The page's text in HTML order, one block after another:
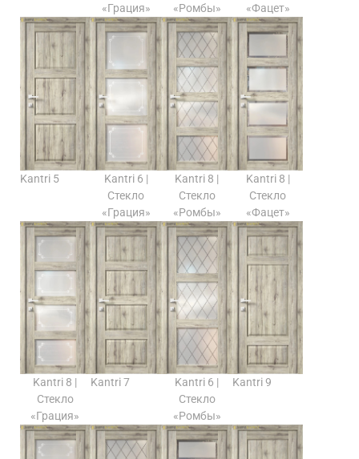
«Грация»
«Ромбы»
«Фацет»
Kantri 5
Kantri 6 |
Стекло
«Грация»
Kantri 8 |
Стекло
«Ромбы»
Kantri 8 |
Стекло
«Фацет»
Kantri 8 |
Стекло
«Грация»
Kantri 7
Kantri 6 |
Стекло
«Ромбы»
Kantri 9